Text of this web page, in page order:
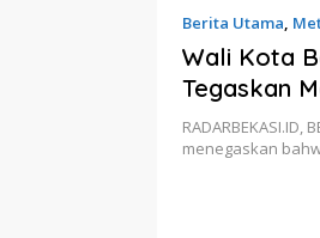
Berita Utama,
Wali Kota
Tegaskan
Harus
menegaskan